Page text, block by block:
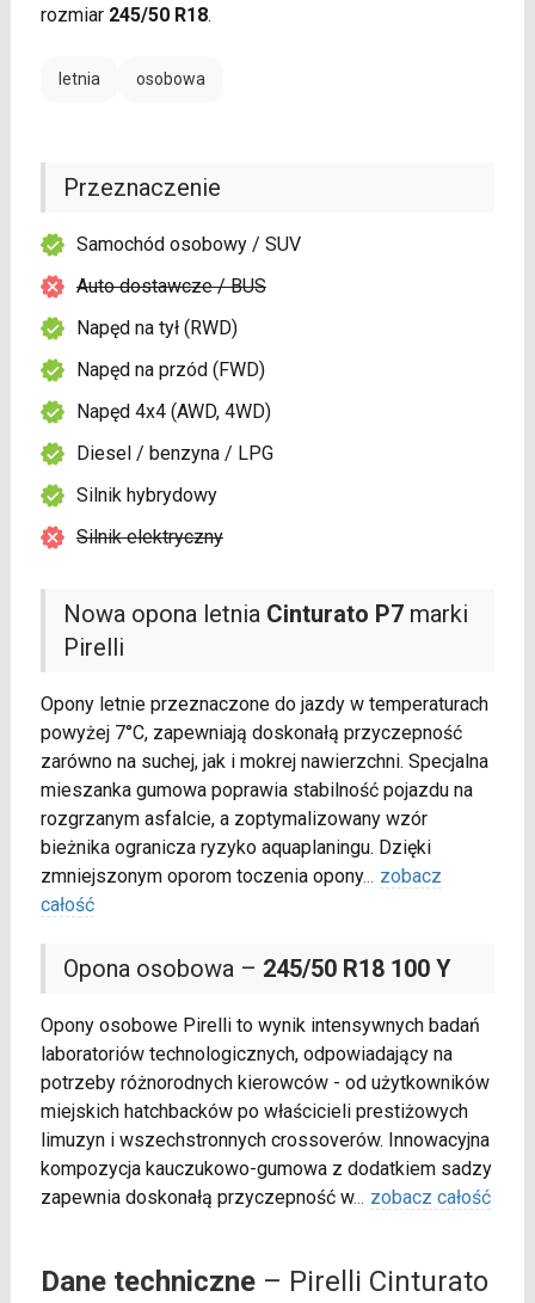
rozmiar 245/50 R18.
letnia osobowa
Nowa opona letnia Cinturato P7marki
Pirelli
Opony letnie przeznaczone do jazdy w temperaturach
powyżej 7°C, zapewniają doskonałą przyczepność
zarówno na suchej, jak i mokrej nawierzchni. Specjalna
mieszanka gumowa poprawia stabilność pojazdu na
rozgrzanym asfalcie, a zoptymalizowany wzór
bieżnika ogranicza ryzyko aquaplaningu. Dzięki
zmniejszonym oporom toczenia opony... zobacz
całość
Opona osobowa – 245/50 R18 100 Y
Opony osobowe Pirelli to wynik intensywnych badań
laboratoriów technologicznych, odpowiadający na
potrzeby różnorodnych kierowców - od użytkowników
miejskich hatchbacków po właścicieli prestiżowych
limuzyn i wszechstronnych crossoverów. Innowacyjna
kompozycja kauczukowo-gumowa z dodatkiem sadzy
zapewnia doskonałą przyczepność w... zobacz całość
Przeznaczenie
Samochód osobowy / SUV
Auto dostawcze / BUS
Napęd na tył (RWD)
Napęd na przód (FWD)
Napęd 4x4 (AWD, 4WD)
Diesel / benzyna / LPG
Silnik hybrydowy
Silnik elektryczny
Dane techniczne– Pirelli Cinturato